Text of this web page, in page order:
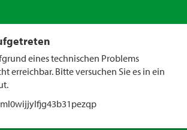
eines technischen Problems
erreichbar. Bitte versuchen Sie es in ein